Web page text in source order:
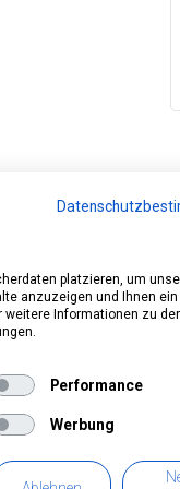
Impressum
Datenschutz
platzieren, um
anzuzeigen und Ihnen ein
weitere Informationen zu
Performance
Werbung